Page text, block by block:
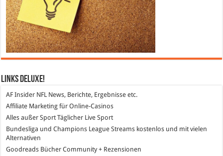
Links DeLuXe!
AF Insider NFL News, Berichte, Ergebnisse etc.
Affiliate Marketing für Online-Casinos
Alles außer Sport Täglicher Live Sport
Bundesliga und Champions League Streams kostenlos und mit vielen
Alternativen
Goodreads Bücher Community + Rezensionen